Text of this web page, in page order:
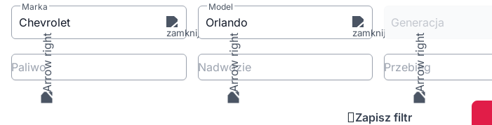
Marka
Chevrolet
Model
Orlando Generacja
Paliwo Nadwozie Przebieg
Zapisz filtr